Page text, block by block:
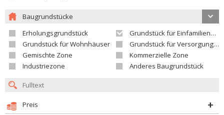
Baugrundstücke
Erholungsgrundstück
Grundstück für Einfamilienhäuser
Grundstück für Wohnhäuser
Grundstück für Versorgungseinrichtungen
Gemischte Zone
Kommerzielle Zone
Industriezone
Anderes Baugrundstück
Preis